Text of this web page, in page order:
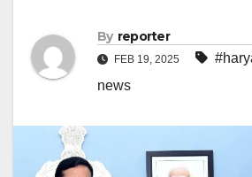
By reporter
FEB 19, 2025
news